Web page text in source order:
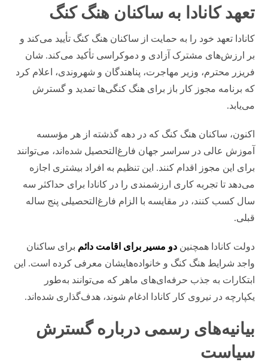
تعهد کانادا به ساکنان هنگ کنگ
کانادا تعهد خود را به حمایت از ساکنان هنگ کنگ تأیید می‌کند و
بر ارزش‌های مشترک آزادی و دموکراسی تأکید می‌کند. شان
فریزر محترم، وزیر مهاجرت، پناهندگان و شهروندی، اعلام کرد
که برنامه مجوز کار باز برای هنگ کنگی‌ها تمدید و گسترش
می‌یابد.
اکنون، ساکنان هنگ کنگ که در دهه گذشته از هر مؤسسه
آموزش عالی در سراسر جهان فارغ‌التحصیل شده‌اند، می‌توانند
برای این مجوز اقدام کنند. این تنظیم به افراد بیشتری اجازه
می‌دهد تا تجربه کاری ارزشمندی را در کانادا برای حداکثر سه
سال کسب کنند، در مقایسه با الزام فارغ‌التحصیلی پنج ساله
قبلی.
دولت کانادا همچنیندو مسیر برای اقامت دائم برای ساکنان
واجد شرایط هنگ کنگ و خانواده‌هایشان معرفی کرده است. این
ابتکارات به جذب حرفه‌ای‌های ماهر که می‌توانند به‌طور
یکپارچه در نیروی کار کانادا ادغام شوند، هدف‌گذاری شده‌اند.
بیانیه‌های رسمی درباره گسترش
سیاست